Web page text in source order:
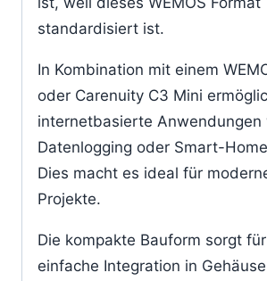
standardisiert ist.
In Kombination mit einem
oder Carenuity C3 Mini
internetbasierte Anwendungen
Datenlogging oder Smart-
Dies macht es ideal für
Projekte.
Die kompakte Bauform sorgt
einfache Integration in